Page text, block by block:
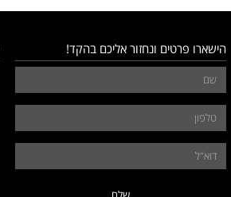
הישארו פרטים ונחזור אליכם בהקד!